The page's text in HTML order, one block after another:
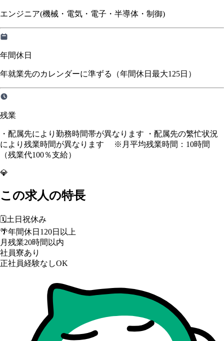
エンジニア(機械・電気・電子・半導体・制御)
年間休日
年就業先のカレンダーに準ずる（年間休日最大125日）
残業
・配属先により勤務時間帯が異なります ・配属先の繁忙状況
により残業時間が異なります ※月平均残業時間：10時間
（残業代100％支給）
💎
この求人の特長
🗓️土日祝休み
🌴年間休日120日以上
月残業20時間以内
社員寮あり
正社員経験なしOK